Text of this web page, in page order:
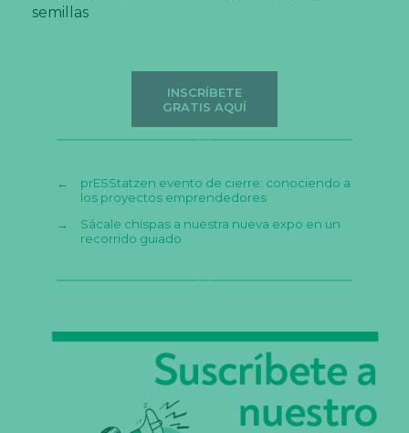
semillas
INSCRÍBETE
GRATIS AQUÍ
←
prESStatzen evento de cierre: conociendo a
los proyectos emprendedores
→
Sácale chispas a nuestra nueva expo en un
recorrido guiado